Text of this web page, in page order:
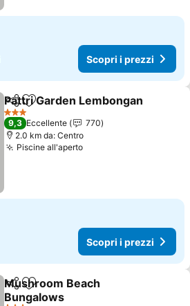
Scopri i prezzi
CondividiAggiungi ai preferiti
Pattri Garden Lembongan
3 Stelle
9,3 Eccellente
770
2.0 km da: Centro
Piscine all'aperto
Scopri i prezzi
CondividiAggiungi ai preferiti
Mushroom Beach
Bungalows